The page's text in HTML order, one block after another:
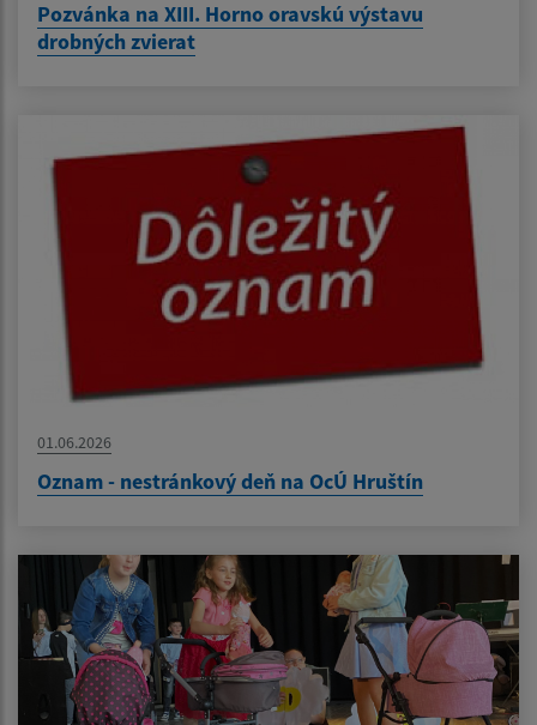
Pozvánka na XIII. Horno oravskú výstavu
drobných zvierat
01.06.2026
Oznam - nestránkový deň na OcÚ Hruštín